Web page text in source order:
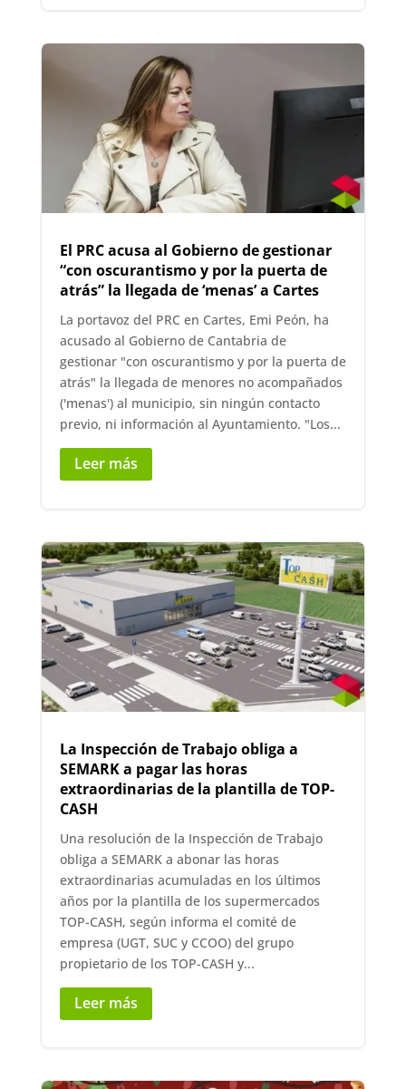
El PRC acusa al Gobierno de gestionar
“con oscurantismo y por la puerta de
atrás” la llegada de ‘menas’ a Cartes
La portavoz del PRC en Cartes, Emi Peón, ha
acusado al Gobierno de Cantabria de
gestionar "con oscurantismo y por la puerta de
atrás" la llegada de menores no acompañados
('menas') al municipio, sin ningún contacto
previo, ni información al Ayuntamiento. "Los...
Leer más
La Inspección de Trabajo obliga a
SEMARK a pagar las horas
extraordinarias de la plantilla de TOP-
CASH
Una resolución de la Inspección de Trabajo
obliga a SEMARK a abonar las horas
extraordinarias acumuladas en los últimos
años por la plantilla de los supermercados
TOP-CASH, según informa el comité de
empresa (UGT, SUC y CCOO) del grupo
propietario de los TOP-CASH y...
Leer más